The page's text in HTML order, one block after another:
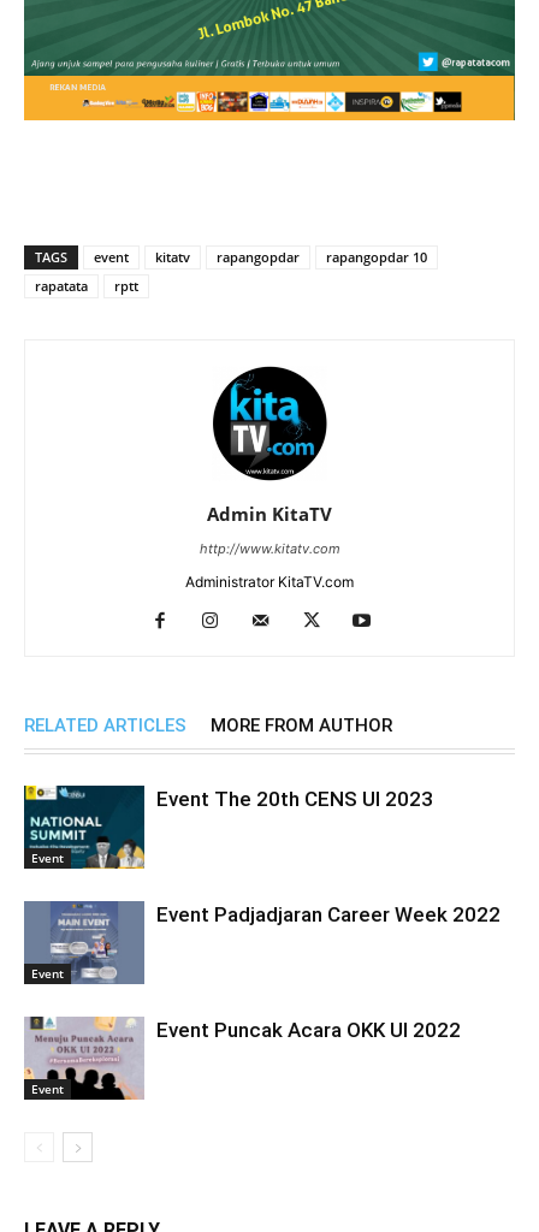
TAGS event kitatv rapangopdar
rapangopdar 10
rapatata
rptt
Admin KitaTV
http://www.kitatv.com
Administrator KitaTV.com
RELATED ARTICLES MORE FROM AUTHOR
Event
Event The 20th CENS UI 2023
Event
Event Padjadjaran Career Week 2022
Event
Event Puncak Acara OKK UI 2022